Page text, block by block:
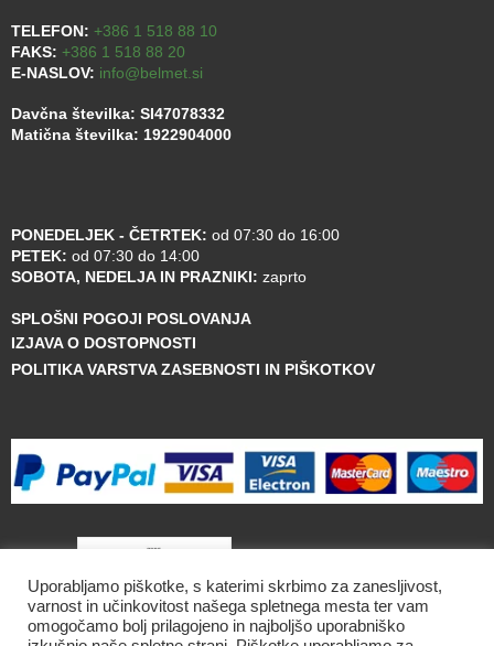
TELEFON: +386 1 518 88 10
FAKS: +386 1 518 88 20
E-NASLOV: info@belmet.si
Davčna številka: SI47078332
Matična številka: 1922904000
PONEDELJEK - ČETRTEK: od 07:30 do 16:00
PETEK: od 07:30 do 14:00
SOBOTA, NEDELJA IN PRAZNIKI: zaprto
SPLOŠNI POGOJI POSLOVANJA
IZJAVA O DOSTOPNOSTI
POLITIKA VARSTVA ZASEBNOSTI IN PIŠKOTKOV
Uporabljamo piškotke, s katerimi skrbimo za zanesljivost,
varnost in učinkovitost našega spletnega mesta ter vam
omogočamo bolj prilagojeno in najboljšo uporabniško